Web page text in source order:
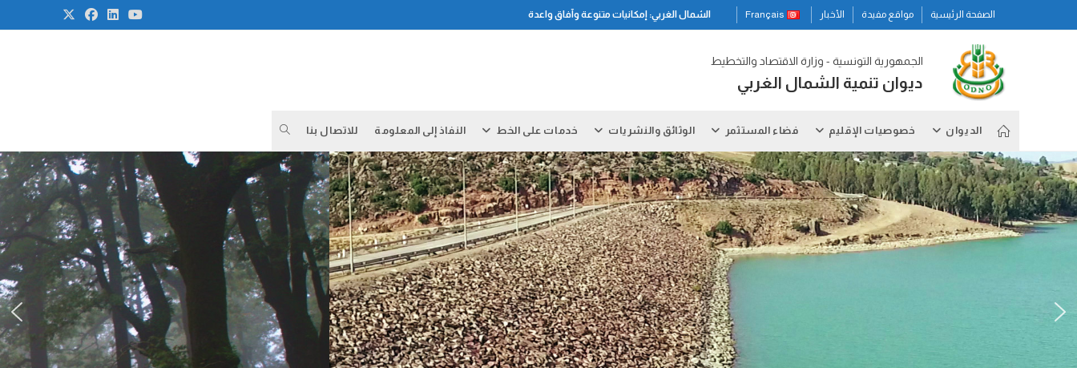
to
الصفحة الرئيسية مواقع مفيدة الأخبار Français الشمال الغربي: إمكانيات متنوعة وآفاق واعدة
الجمهورية التونسية - وزارة الاقتصاد والتخطيط
ديوان تنمية الشمال الغربي
الديوان خصوصيات الإقليم فضاء المستثمر الوثائق والنشريات خدمات على الخط النفاذ إلى المعلومة للاتصال بنا TOGGLE
WEBSITE
SEARCH